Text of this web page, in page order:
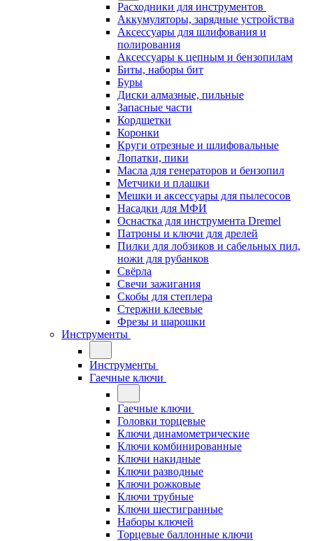
Расходники для инструментов
Аккумуляторы, зарядные устройства
Аксессуары для шлифования и
полирования
Аксессуары к цепным и бензопилам
Биты, наборы бит
Буры
Диски алмазные, пильные
Запасные части
Кордщетки
Коронки
Круги отрезные и шлифовальные
Лопатки, пики
Масла для генераторов и бензопил
Метчики и плашки
Мешки и аксессуары для пылесосов
Насадки для МФИ
Оснастка для инструмента Dremel
Патроны и ключи для дрелей
Пилки для лобзиков и сабельных пил,
ножи для рубанков
Свёрла
Свечи зажигания
Скобы для степлера
Стержни клеевые
Фрезы и шарошки
Инструменты
Инструменты
Гаечные ключи
Гаечные ключи
Головки торцевые
Ключи динамометрические
Ключи комбинированные
Ключи накидные
Ключи разводные
Ключи рожковые
Ключи трубные
Ключи шестигранные
Наборы ключей
Торцевые баллонные ключи